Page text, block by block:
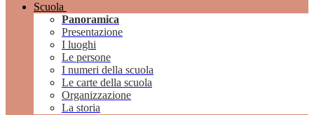
Scuola
Panoramica
Presentazione
I luoghi
Le persone
I numeri della scuola
Le carte della scuola
Organizzazione
La storia